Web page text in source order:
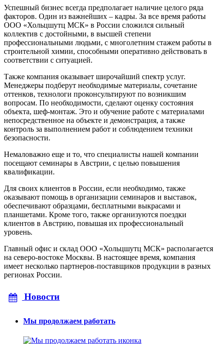
Успешный бизнес всегда предполагает наличие целого ряда
факторов. Один из важнейших – кадры. За все время работы
ООО «Хольцшутц МСК» в России сложился сильный
коллектив с достойными, в высшей степени
профессиональными людьми, с многолетним стажем работы в
строительной химии, способными оперативно действовать в
соответствии с ситуацией.
Также компания оказывает широчайший спектр услуг.
Менеджеры подберут необходимые материалы, сочетание
оттенков, технологи проконсультируют по возникшим
вопросам. По необходимости, сделают оценку состояния
объекта, шеф-монтаж. Это и обучение работе с материалами
непосредственное на объекте и демонстрация, а также
контроль за выполнением работ и соблюдением техники
безопасности.
Немаловажно еще и то, что специалисты нашей компании
посещают семинары в Австрии, с целью повышения
квалификации.
Для своих клиентов в России, если необходимо, также
оказывают помощь в организации семинаров и выставок,
обеспечивают образцами, бесплатными выкрасами и
планшетами. Кроме того, также организуются поездки
клиентов в Австрию, повышая их профессиональный
уровень.
Главный офис и склад ООО «Хольцшутц МСК» располагается
на северо-востоке Москвы. В настоящее время, компания
имеет несколько партнеров-поставщиков продукции в разных
регионах России.
Новости
Мы продолжаем работать